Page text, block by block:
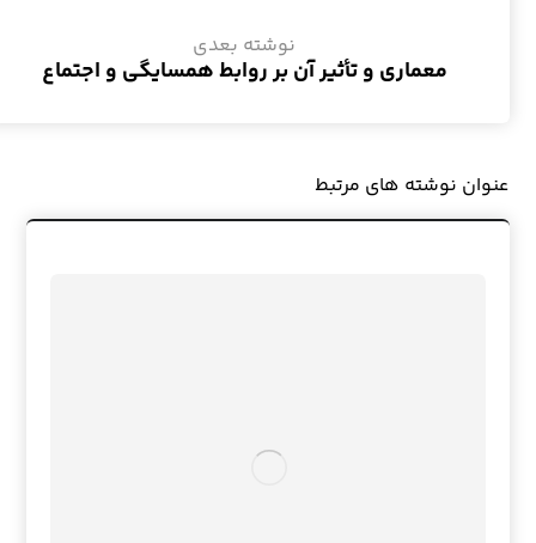
نوشته بعدی
معماری و تأثیر آن بر روابط همسایگی و اجتماع
عنوان ‫نوشته های مرتبط